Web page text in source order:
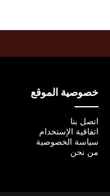
خصوصية الموقع
اتصل بنا
اتفاقية الإستخدام
سياسة الخصوصية
من نحن